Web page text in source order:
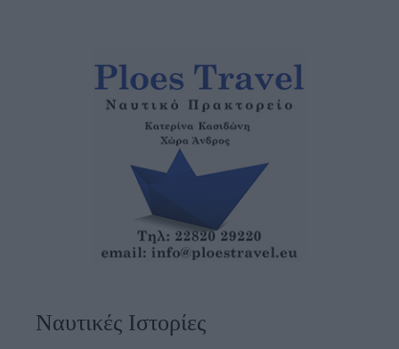
Ναυτικές Ιστορίες